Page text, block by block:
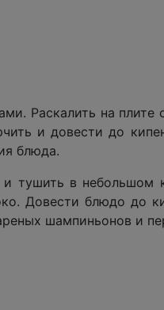
Раскалить на плите
и довести до
блюда.
тушить в небольшом
Довести блюдо до
шампиньонов и